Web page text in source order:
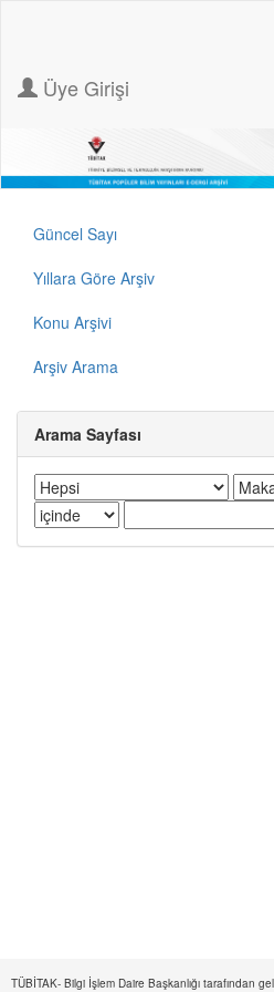
Üye Girişi
Güncel Sayı
Yıllara Göre Arşiv
Konu Arşivi
Arşiv Arama
Arama Sayfası
TÜBİTAK- Bilgi İşlem Daire Başkanlığı tarafından